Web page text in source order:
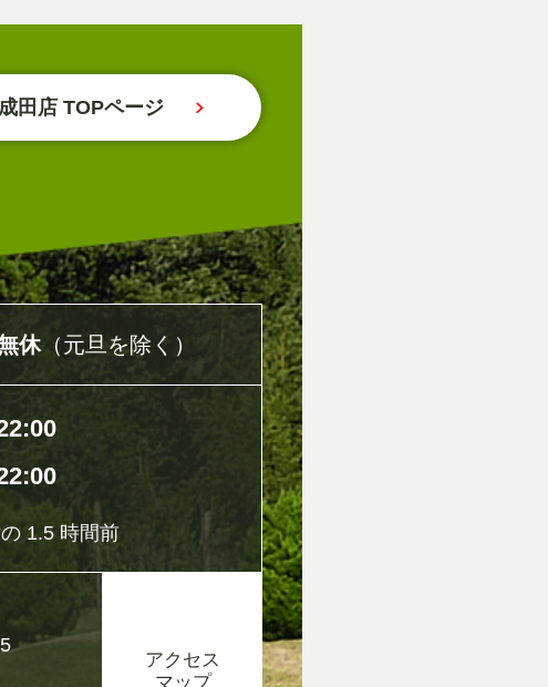
休（元旦を除く）
1.5 時間前
アクセス
マップ
成田店 TOPページ